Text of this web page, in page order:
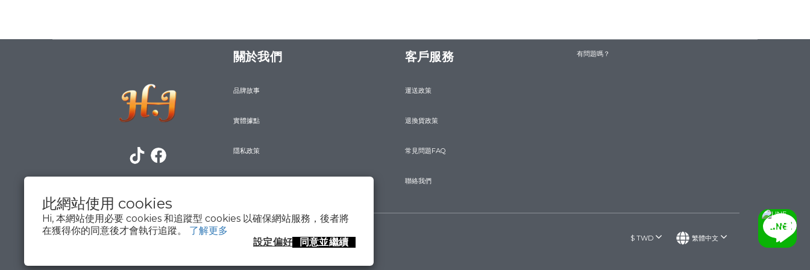
此網站使用 cookies
Hi, 本網站使用必要 cookies 和追蹤型 cookies 以確保網站服務，後者將
在獲得你的同意後才會執行追蹤。 了解更多
設定偏好
同意並繼續
關於我們
品牌故事
實體據點
隱私政策
客戶服務
運送政策
退換貨政策
常見問題FAQ
聯絡我們
有問題嗎？
$ TWD 繁體中文